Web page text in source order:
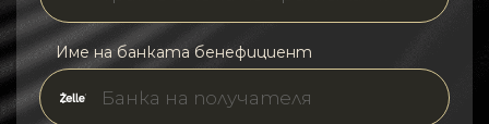
Име на банката бенефициент